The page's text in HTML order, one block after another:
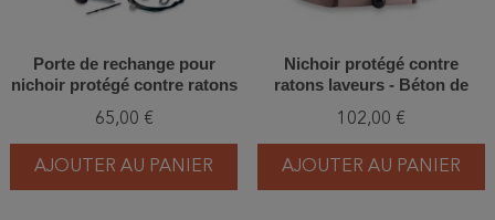
Porte de rechange pour
nichoir protégé contre ratons
Schwegler (2GR-WBS -
838/1)
65,00 €
AJOUTER AU PANIER
Nichoir protégé contre
ratons laveurs - Béton de
- 219/8)
102,00 €
AJOUTER AU PANIER